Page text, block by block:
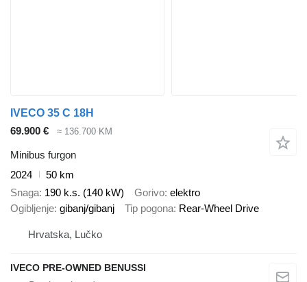
IVECO 35 C 18H
69.900 €
≈ 136.700 KM
Minibus furgon
2024
50 km
Snaga 190 k.s. (140 kW) Gorivo elektro
Ogibljenje gibanj/gibanj Tip pogona Rear-Wheel Drive
Hrvatska, Lučko
IVECO PRE-OWNED BENUSSI